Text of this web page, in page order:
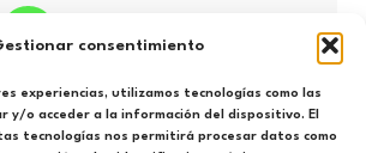
consentimiento
experiencias, utilizamos tecnologías como las
y/o acceder a la información del dispositivo. El
tecnologías nos permitirá procesar datos como
categorías